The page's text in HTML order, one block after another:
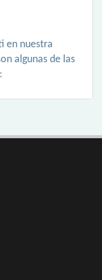
en nuestra
algunas de las